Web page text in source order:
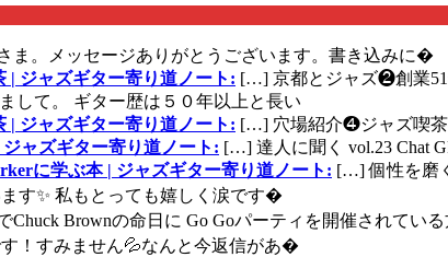
ま。メッセージありがとうございます。書き込みに�
ジャズギター寄り道ノート: […] 京都とジャズ❷創業51
して。 ギター歴は５０年以上と長い
ジャズギター寄り道ノート: […] 穴場紹介❹ジャズ喫茶
ャズギター寄り道ノート: […] 達人に聞く vol.23 Chat
に学ぶ本 | ジャズギター寄り道ノート: […] 個性を磨
す✨ 私もとっても嬉しく涙です�
Chuck Brownの命日に Go Goパーティを開催されてい
！すみません💦なんと今返信があ�